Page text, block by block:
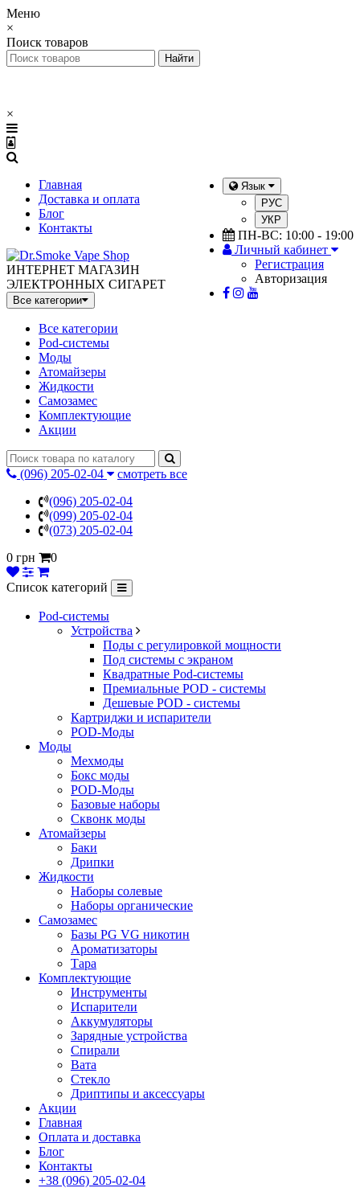
Меню
×
Поиск товаров
×
Главная
Доставка и оплата
Блог
Контакты
Язык
РУС
УКР
ПН-ВС: 10:00 - 19:00
Личный кабинет
Регистрация
Авторизация
ИНТЕРНЕТ МАГАЗИН
ЭЛЕКТРОННЫХ СИГАРЕТ
Все категории
Все категории
Pod-системы
Моды
Атомайзеры
Жидкости
Самозамес
Комплектующие
Акции
(096) 205-02-04
смотреть все
(096) 205-02-04
(099) 205-02-04
(073) 205-02-04
0 грн
0
Список категорий
Pod-системы
Устройства
Поды с регулировкой мощности
Под системы с экраном
Квадратные Pod-системы
Премиальные POD - системы
Дешевые POD - системы
Картриджи и испарители
POD-Моды
Моды
Мехмоды
Бокс моды
POD-Моды
Базовые наборы
Сквонк моды
Атомайзеры
Баки
Дрипки
Жидкости
Наборы солевые
Наборы органические
Самозамес
Базы PG VG никотин
Ароматизаторы
Тара
Комплектующие
Инструменты
Испарители
Аккумуляторы
Зарядные устройства
Спирали
Вата
Стекло
Дриптипы и аксессуары
Акции
Главная
Оплата и доставка
Блог
Контакты
+38 (096) 205-02-04